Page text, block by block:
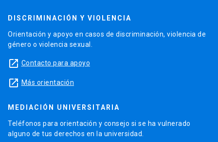
DISCRIMINACIÓN Y VIOLENCIA
Orientación y apoyo en casos de discriminación, violencia de
género o violencia sexual.
launch Contacto para apoyo
launch Más orientación
MEDIACIÓN UNIVERSITARIA
Teléfonos para orientación y consejo si se ha vulnerado
alguno de tus derechos en la universidad.